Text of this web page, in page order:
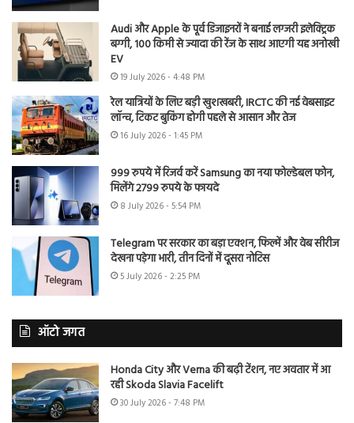
Audi और Apple के पूर्व डिजाइनरों ने बनाई लग्जरी इलेक्ट्रिक
बग्गी, 100 किमी से ज्यादा की रेंज के साथ आएगी यह अनोखी
EV
19 July 2026 - 4:48 PM
रेल यात्रियों के लिए बड़ी खुशखबरी, IRCTC की नई वेबसाइट
लॉन्च, टिकट बुकिंग होगी पहले से आसान और तेज
16 July 2026 - 1:45 PM
999 रुपये में रिजर्व करें Samsung का नया फोल्डेबल फोन,
मिलेंगे 2799 रुपये के फायदे
8 July 2026 - 5:54 PM
Telegram पर सरकार का बड़ा एक्शन, फिल्में और वेब सीरीज
देखना पड़ेगा भारी, तीन दिनों में दूसरा नोटिस
5 July 2026 - 2:25 PM
ऑटो जगत
Honda City और Verna की बढ़ी टेंशन, नए अवतार में आ
रही Skoda Slavia Facelift
30 July 2026 - 7:48 PM